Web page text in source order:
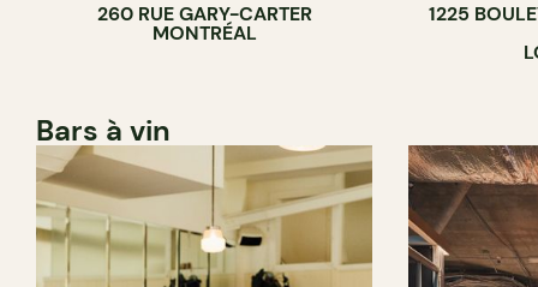
260 RUE GARY-CARTER
MONTRÉAL
1225
Bars à vin